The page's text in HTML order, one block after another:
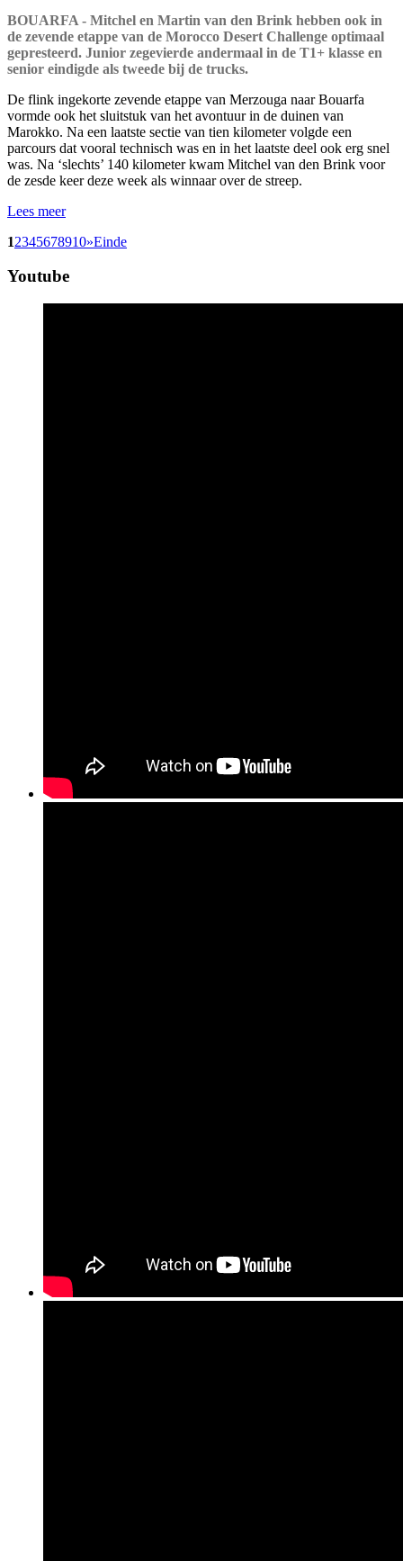
BOUARFA - Mitchel en Martin van den Brink hebben ook in
de zevende etappe van de Morocco Desert Challenge optimaal
gepresteerd. Junior zegevierde andermaal in de T1+ klasse en
senior eindigde als tweede bij de trucks.
De flink ingekorte zevende etappe van Merzouga naar Bouarfa
vormde ook het sluitstuk van het avontuur in de duinen van
Marokko. Na een laatste sectie van tien kilometer volgde een
parcours dat vooral technisch was en in het laatste deel ook erg snel
was. Na ‘slechts’ 140 kilometer kwam Mitchel van den Brink voor
de zesde keer deze week als winnaar over de streep.
Lees meer
12345678910»Einde
Youtube